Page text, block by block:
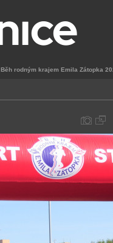
Běh rodným krajem Emila Zátopka